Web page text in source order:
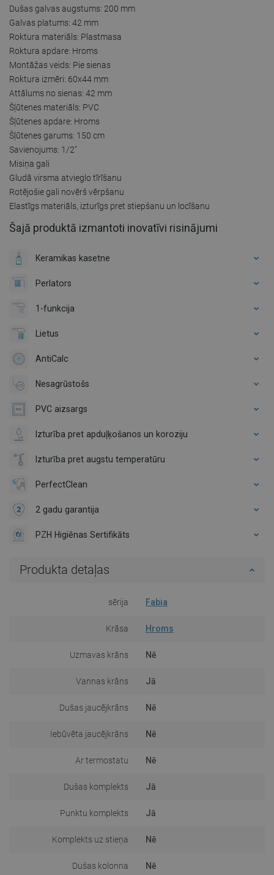
Dušas galvas augstums: 200 mm
Galvas platums: 42 mm
Roktura materiāls: Plastmasa
Roktura apdare: Hroms
Montāžas veids: Pie sienas
Roktura izmēri: 60x44 mm
Attālums no sienas: 42 mm
Šļūtenes materiāls: PVC
Šļūtenes apdare: Hroms
Šļūtenes garums: 150 cm
Savienojums: 1/2"
Misiņa gali
Gludā virsma atvieglo tīrīšanu
Rotējošie gali novērš vērpšanu
Elastīgs materiāls, izturīgs pret stiepšanu un locīšanu
Šajā produktā izmantoti inovatīvi risinājumi
Keramikas kasetne
Perlators
1-funkcija
Lietus
AntiCalc
Nesagrūstošs
PVC aizsargs
Izturība pret apduļķošanos un koroziju
Izturība pret augstu temperatūru
PerfectClean
2 gadu garantija
PZH Higiēnas Sertifikāts
Produkta detaļas
sērija Fabia
Krāsa Hroms
Uzmavas krāns Nē
Vannas krāns Jā
Dušas jaucējkrāns Nē
Iebūvēta jaucējkrāns Nē
Ar termostatu Nē
Dušas komplekts Jā
Punktu komplekts Jā
Komplekts uz stieņa Nē
Dušas kolonna Nē